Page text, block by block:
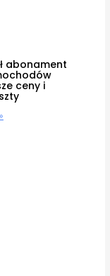
abonament
ceny i